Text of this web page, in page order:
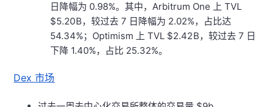
日降幅为 0.98%。其中，Arbitrum One 上 TVL
$5.20 B，较过去 7 日降幅为 2.02%，占比达
54.34%；Optimism 上 TVL $2.42 B，较过去 7 日
下降 1.40%，占比 25.32%。
Dex 市场